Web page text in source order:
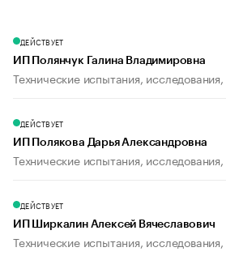
ДЕЙСТВУЕТ
ИП Полянчук Галина Владимировна
Технические испытания,
ДЕЙСТВУЕТ
ИП Полякова Дарья Александровна
Технические испытания,
ДЕЙСТВУЕТ
ИП Ширкалин Алексей Вячеславович
Технические испытания,